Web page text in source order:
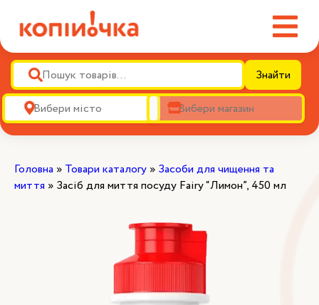
Знайти
Головна » Товари каталогу » Засоби для чищення та
миття » Засіб для миття посуду Fairy “Лимон”, 450 мл